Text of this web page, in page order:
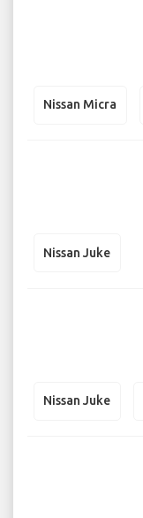
Nissan Micra
Nissan Juke
Nissan Juke